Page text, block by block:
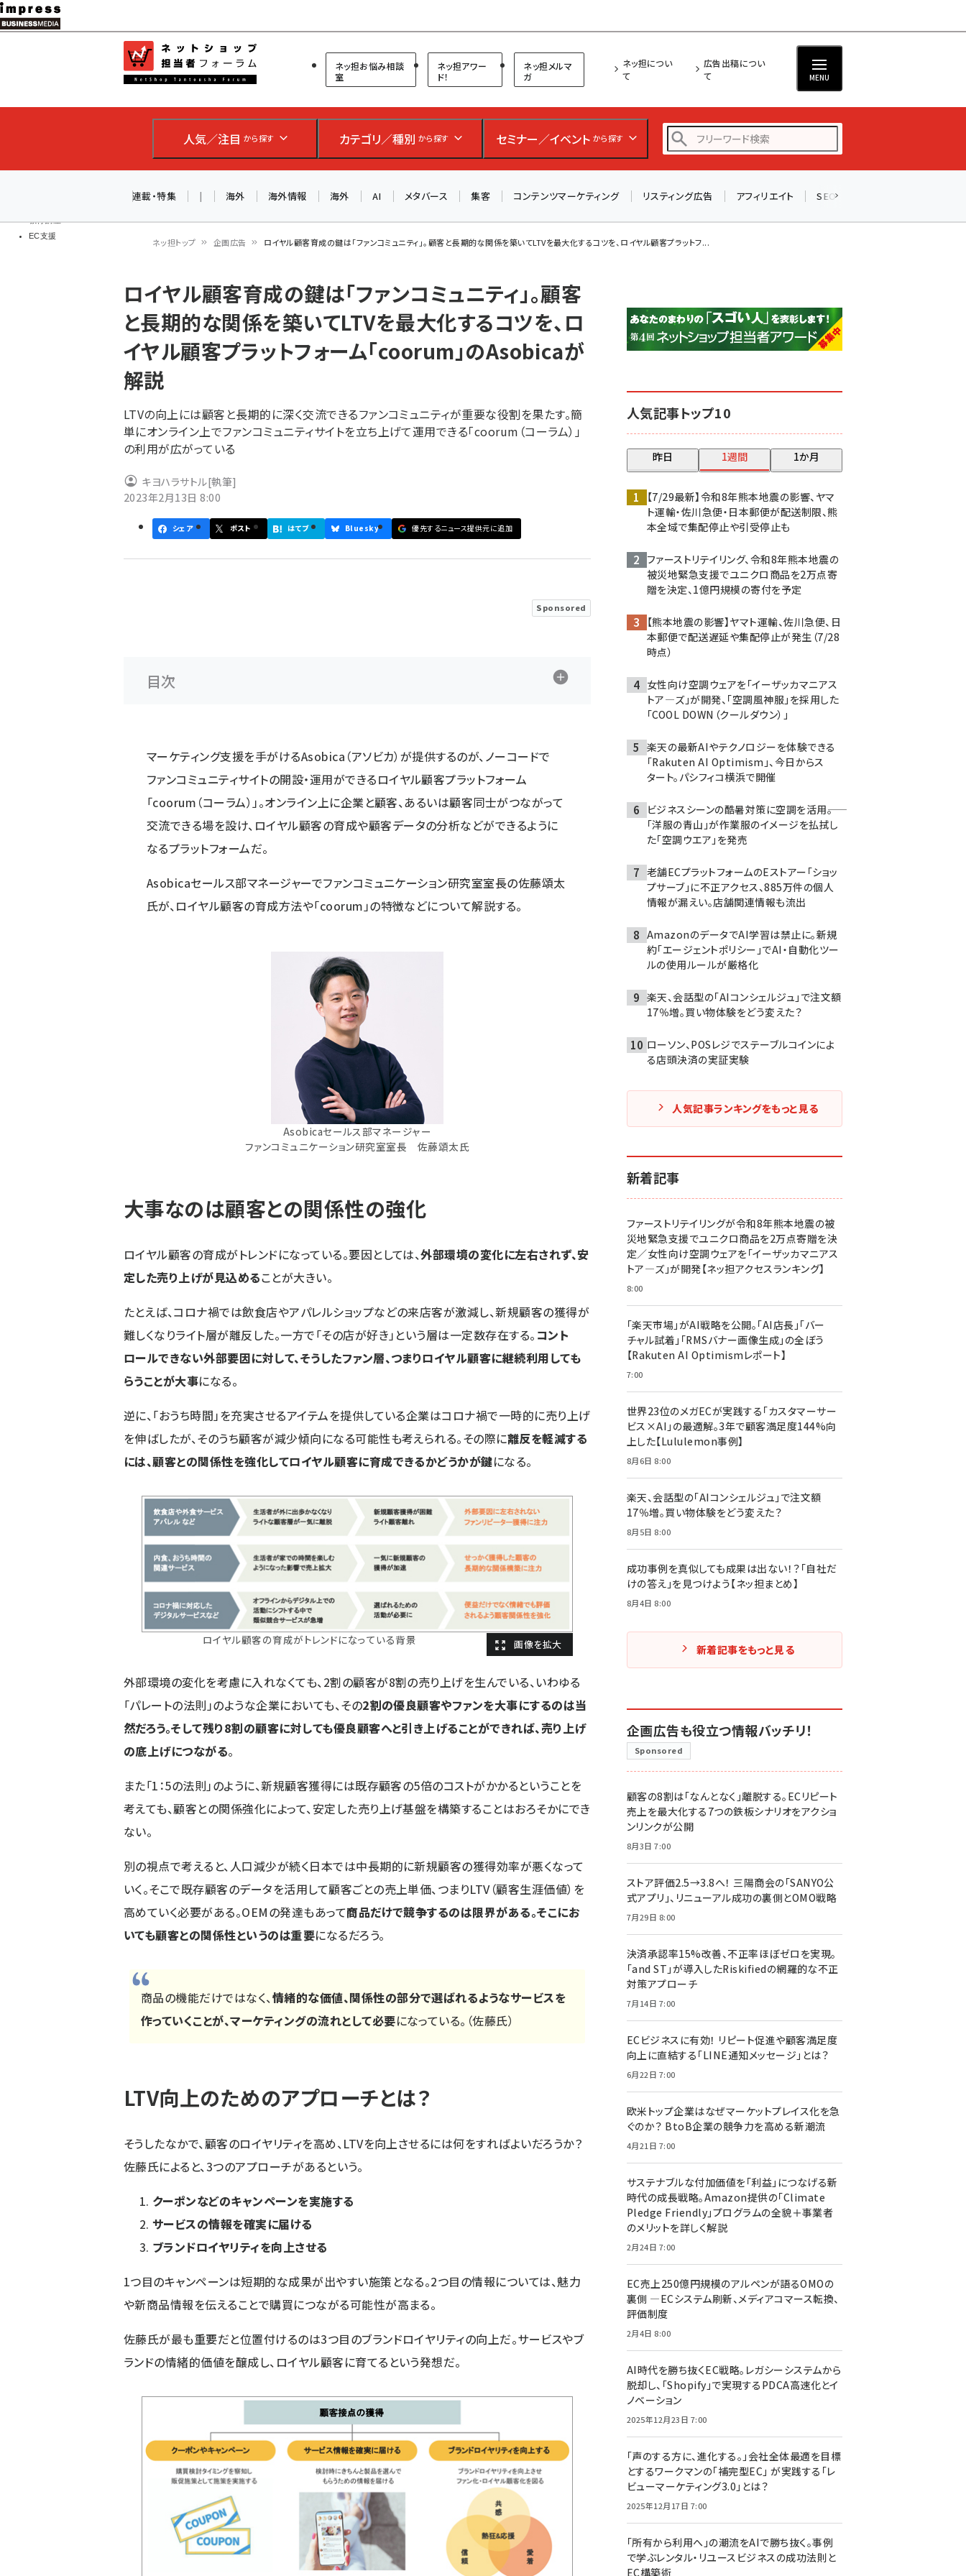
メ
イ
ン
ツ
移
教育講座
EC支援
ネットショップ担当者フォーラム
ネッ担お悩み相談
室
ネッ担アワー
ド！
ネッ担メルマ
ガ
ネッ担につい
て
広告出稿につい
て
MENU
人気／注目 から探す カテゴリ／種別 から探す セミナー／イベント から探す
アスクル (1119)
base (1077)
連載・特集 | 海外 海外情報 海外 AI メタバース 集客 コンテンツマーケティング リスティング広告 アフィリエイト SEO
ン
く
ず
ネッ担トップ 企画広告 ロイヤル顧客育成の鍵は「ファンコミュニティ」。顧客と長期的な関係を築いてLTVを最大化するコツを、ロイヤル顧客プラットフ...
ロイヤル顧客育成の鍵は「ファンコミュニティ」。顧客
と長期的な関係を築いてLTVを最大化するコツを、ロ
イヤル顧客プラットフォーム「coorum」のAsobicaが
解説
LTVの向上には顧客と長期的に深く交流できるファンコミュニティが重要な役割を果たす。簡
単にオンライン上でファンコミュニティサイトを立ち上げて運用できる「coorum（コーラム）」
の利用が広がっている
キヨハラサトル[執筆]
2023年2月13日 8:00
シェア ポスト はてブ Bluesky 優先するニュース提供元に追加
Sponsored
目次
マーケティング支援を手がけるAsobica（アソビカ）が提供するのが、ノーコードで
ファンコミュニティサイトの開設・運用ができるロイヤル顧客プラットフォーム
「coorum（コーラム）」。オンライン上に企業と顧客、あるいは顧客同士がつながって
交流できる場を設け、ロイヤル顧客の育成や顧客データの分析などができるように
なるプラットフォームだ。
Asobicaセールス部マネージャーでファンコミュニケーション研究室室長の佐藤頌太
氏が、ロイヤル顧客の育成方法や「coorum」の特徴などについて解説する。
Asobicaセールス部マネージャー
ファンコミュニケーション研究室室長 佐藤頌太氏
大事なのは顧客との関係性の強化
ロイヤル顧客の育成がトレンドになっている。要因としては、外部環境の変化に左右されず、安
定した売り上げが見込めることが大きい。
たとえば、コロナ禍では飲食店やアパレルショップなどの来店客が激減し、新規顧客の獲得が
難しくなりライト層が離反した。一方で「その店が好き」という層は一定数存在する。 コント
ロールできない外部要因に対して、そうしたファン層、つまりロイヤル顧客に継続利用しても
らうことが大事になる。
逆に、「おうち時間」を充実させるアイテムを提供している企業はコロナ禍で一時的に売り上げ
を伸ばしたが、そのうち顧客が減少傾向になる可能性も考えられる。その際に離反を軽減する
には、顧客との関係性を強化してロイヤル顧客に育成できるかどうかが鍵になる。
ロイヤル顧客の育成がトレンドになっている背景
外部環境の変化を考慮に入れなくても、2割の顧客が8割の売り上げを生んでいる、いわゆる
「パレートの法則」のような企業においても、その2割の優良顧客やファンを大事にするのは当
然だろう。そして残り8割の顧客に対しても優良顧客へと引き上げることができれば、売り上げ
の底上げにつながる。
また「1：5の法則」のように、新規顧客獲得には既存顧客の5倍のコストがかかるということを
考えても、顧客との関係強化によって、安定した売り上げ基盤を構築することはおろそかにでき
ない。
別の視点で考えると、人口減少が続く日本では中長期的に新規顧客の獲得効率が悪くなって
いく。そこで既存顧客のデータを活用して顧客ごとの売上単価、つまりLTV（顧客生涯価値）を
高めていく必要がある。OEMの発達もあって商品だけで競争するのは限界がある。そこにお
いても顧客との関係性というのは重要になるだろう。
商品の機能だけではなく、情緒的な価値、関係性の部分で選ばれるようなサービスを
作っていくことが、マーケティングの流れとして必要になっている。（佐藤氏）
LTV向上のためのアプローチとは？
そうしたなかで、顧客のロイヤリティを高め、LTVを向上させるには何をすればよいだろうか？
佐藤氏によると、3つのアプローチがあるという。
クーポンなどのキャンペーンを実施する
サービスの情報を確実に届ける
ブランドロイヤリティを向上させる
1つ目のキャンペーンは短期的な成果が出やすい施策となる。2つ目の情報については、魅力
や新商品情報を伝えることで購買につながる可能性が高まる。
佐藤氏が最も重要だと位置付けるのは3つ目のブランドロイヤリティの向上だ。サービスやブ
ランドの情緒的価値を醸成し、ロイヤル顧客に育てるという発想だ。
人気記事トップ10
昨日 1週間 1か月
【7/29最新】令和8年熊本地震の影響、ヤマ
ト運輸・佐川急便・日本郵便が配送制限、熊
本全域で集配停止や引受停止も
ファーストリテイリング、令和8年熊本地震の
被災地緊急支援でユニクロ商品を2万点寄
贈を決定、1億円規模の寄付を予定
【熊本地震の影響】ヤマト運輸、佐川急便、日
本郵便で配送遅延や集配停止が発生（7/28
時点）
女性向け空調ウェアを「イーザッカマニアス
トア―ズ」が開発、「空調風神服」を採用した
「COOL DOWN（クールダウン）」
楽天の最新AIやテクノロジーを体験できる
「Rakuten AI Optimism」、今日からス
タート。パシフィコ横浜で開催
ビジネスシーンの酷暑対策に空調を活用――。
「洋服の青山」が作業服のイメージを払拭し
た「空調ウエア」を発売
老舗ECプラットフォームのEストアー「ショッ
プサーブ」に不正アクセス、885万件の個人
情報が漏えい。店舗関連情報も流出
AmazonのデータでAI学習は禁止に。新規
約「エージェントポリシー」でAI・自動化ツー
ルの使用ルールが厳格化
楽天、会話型の「AIコンシェルジュ」で注文額
17％増。買い物体験をどう変えた？
ローソン、POSレジでステーブルコインによ
る店頭決済の実証実験
人気記事ランキングをもっと見る
新着記事
ファーストリテイリングが令和8年熊本地震の被
災地緊急支援でユニクロ商品を2万点寄贈を決
定／女性向け空調ウェアを「イーザッカマニアス
トア―ズ」が開発【ネッ担アクセスランキング】
8:00
「楽天市場」がAI戦略を公開。「AI店長」「バー
チャル試着」「RMSバナー画像生成」の全ぼう
【Rakuten AI Optimismレポート】
7:00
世界23位のメガECが実践する「カスタマーサー
ビス×AI」の最適解。3年で顧客満足度144%向
上した【Lululemon事例】
8月6日 8:00
楽天、会話型の「AIコンシェルジュ」で注文額
17％増。買い物体験をどう変えた？
8月5日 8:00
成功事例を真似しても成果は出ない！？「自社だ
けの答え」を見つけよう【ネッ担まとめ】
8月4日 8:00
新着記事をもっと見る
企画広告も役立つ情報バッチリ！
Sponsored
顧客の8割は「なんとなく」離脱する。ECリピート
売上を最大化する7つの鉄板シナリオをアクショ
ンリンクが公開
8月3日 7:00
ストア評価2.5→3.8へ！ 三陽商会の「SANYO公
式アプリ」、リニューアル成功の裏側とOMO戦略
7月29日 8:00
決済承認率15%改善、不正率ほぼゼロを実現。
「and ST」が導入したRiskifiedの網羅的な不正
対策アプローチ
7月14日 7:00
ECビジネスに有効！ リピート促進や顧客満足度
向上に直結する「LINE通知メッセージ」とは？
6月22日 7:00
欧米トップ企業はなぜマーケットプレイス化を急
ぐのか？ BtoB企業の競争力を高める新潮流
4月21日 7:00
サステナブルな付加価値を「利益」につなげる新
時代の成長戦略。Amazon提供の「Climate
Pledge Friendly」プログラムの全貌＋事業者
のメリットを詳しく解説
2月24日 7:00
EC売上250億円規模のアルペンが語るOMOの
裏側 ―ECシステム刷新、メディアコマース転換、
評価制度
2月4日 8:00
AI時代を勝ち抜くEC戦略。レガシーシステムから
脱却し、「Shopify」で実現するPDCA高速化とイ
ノベーション
2025年12月23日 7:00
「声のする方に、進化する。」会社全体最適を目標
とするワークマンの「補完型EC」 が実践する「レ
ビューマーケティング3.0」とは？
2025年12月17日 7:00
「所有から利用へ」の潮流をAIで勝ち抜く。事例
で学ぶレンタル・リユースビジネスの成功法則と
EC構築術